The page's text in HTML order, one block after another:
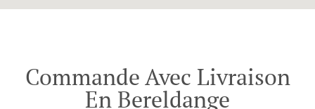
Commande Avec Livraison
En Bereldange